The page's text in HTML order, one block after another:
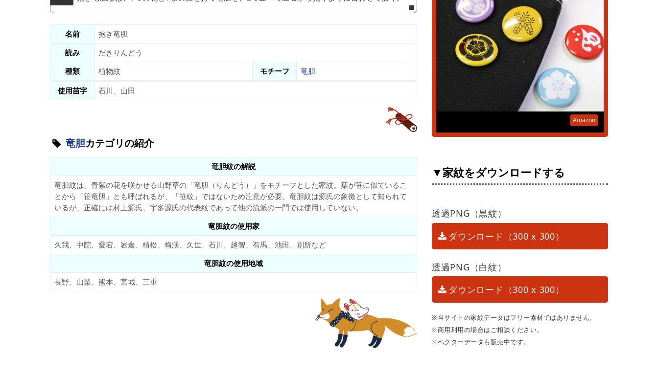
名前
抱き竜胆
読み
だきりんどう
種類
植物紋 モチーフ
竜胆
使用苗字
石川、山田
竜胆カテゴリの紹介
竜胆紋の解説
竜胆紋は、青紫の花を咲かせる山野草の「竜胆（りんどう）」をモチーフとした家紋。葉が笹に似ているこ
とから「笹竜胆」とも呼ばれるが、「笹紋」ではないため注意が必要。竜胆紋は源氏の象徴として知られて
いるが、正確には村上源氏、宇多源氏の代表紋であって他の流派の一門では使用していない。
竜胆紋の使用家
久我、中院、愛宕、岩倉、植松、梅渓、久世、石川、越智、有馬、池田、別所など
竜胆紋の使用地域
長野、山梨、熊本、宮城、三重
Amazon
▼家紋をダウンロードする
透過PNG（黒紋）
ダウンロード（300 x 300）
透過PNG（白紋）
ダウンロード（300 x 300）
※当サイトの家紋データはフリー素材ではありません。
※商用利用の場合はご相談ください。
※ベクターデータも販売中です。